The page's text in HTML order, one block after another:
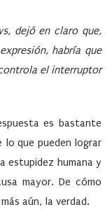
dejó en claro que,
habría que
el interruptor
es bastante
lo que pueden lograr
estupidez humana y
mayor. De cómo
aún, la verdad.